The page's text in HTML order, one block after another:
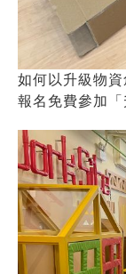
如何以升級物
報名免費參加「